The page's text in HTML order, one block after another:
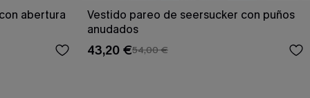
abertura
Vestido pareo de seersucker con puños
anudados
43,20 €54,00 €